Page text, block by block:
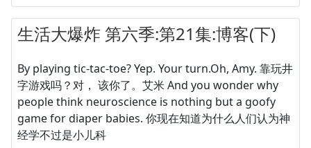
生活大爆炸 第六季:第21集:博客(下)
By playing tic-tac-toe? Yep. Your turn.Oh, Amy. 靠玩井
字游戏吗？对， 该你了。艾米 And you wonder why
people think neuroscience is nothing but a goofy
game for diaper babies. 你现在知道为什么人们认为神
经学不过是小儿科